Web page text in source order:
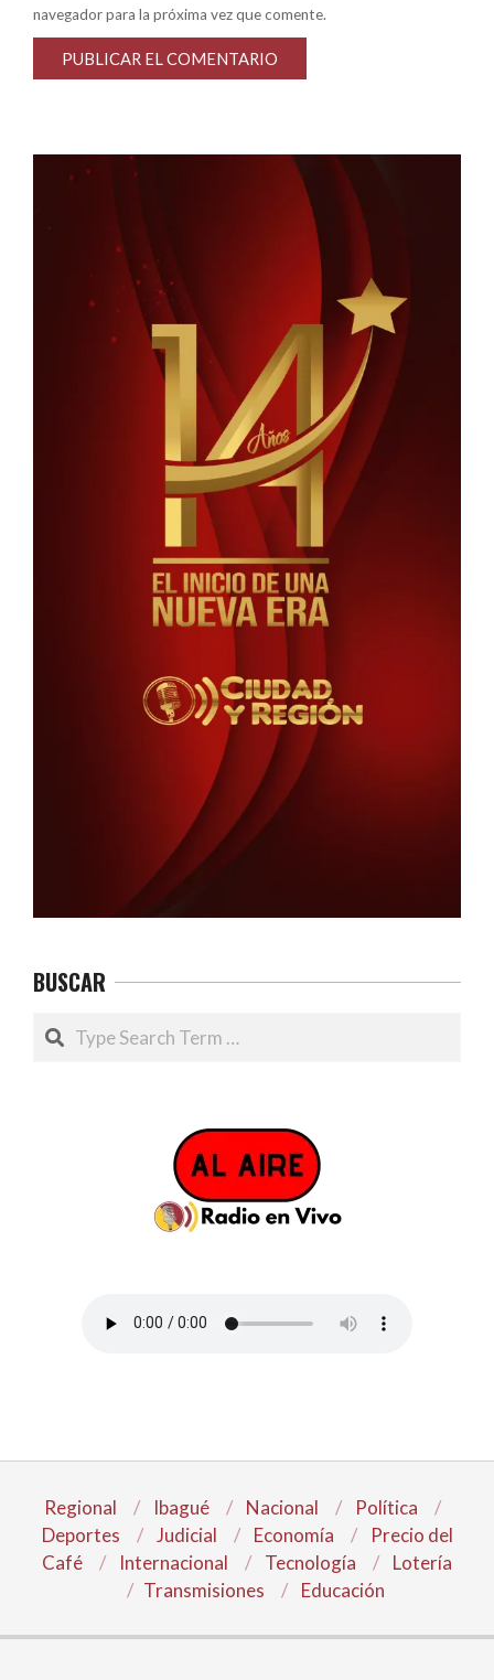
navegador para la próxima vez que comente.
BUSCAR
Search
Regional Ibagué Nacional
Política
Deportes
Judicial Economía
Precio del
Café
Internacional Tecnología
Lotería
Transmisiones
Educación